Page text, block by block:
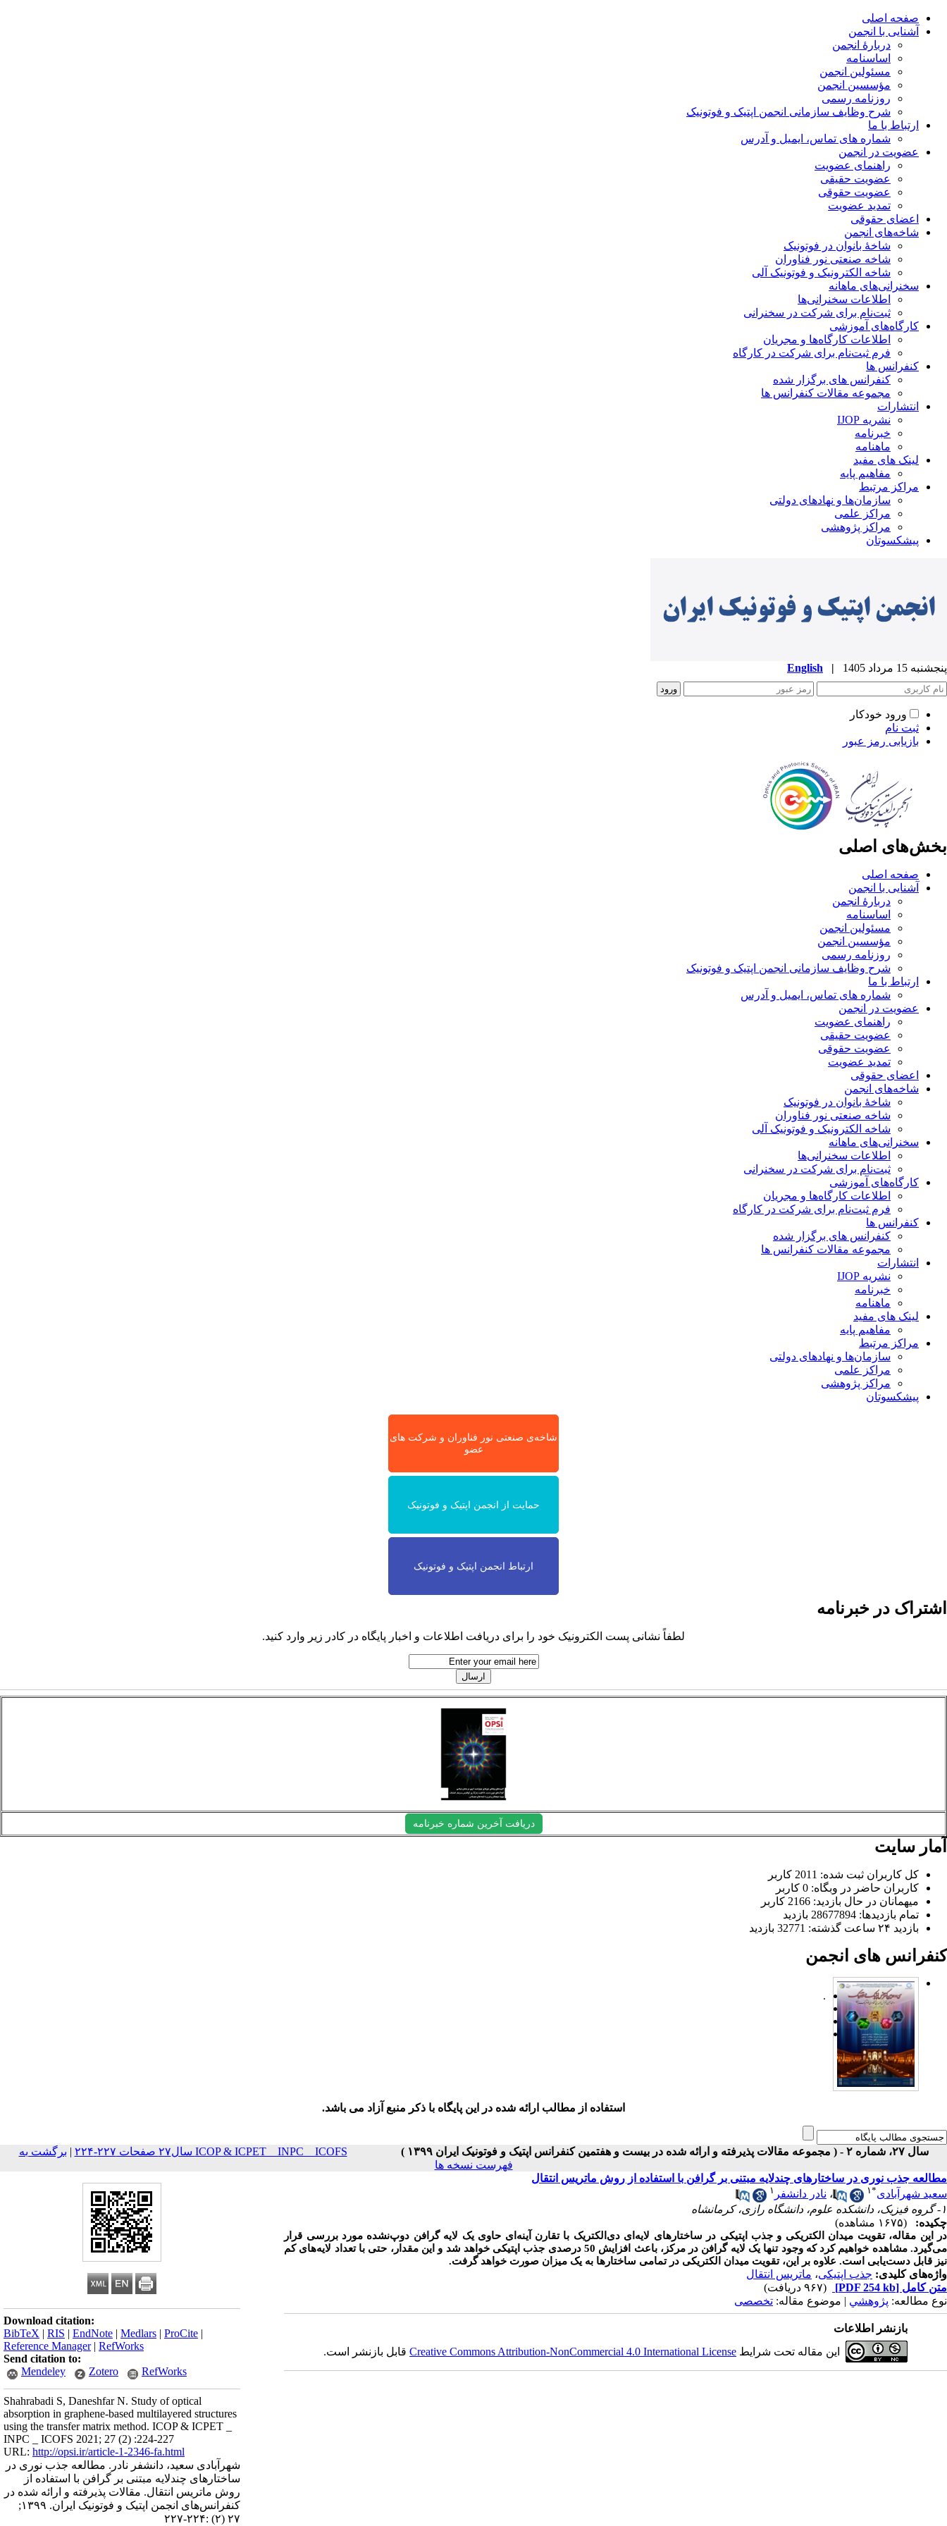
صفحه اصلی
آشنایی با انجمن
دربارۀ انجمن
اساسنامه
مسئولین انجمن
مؤسسین انجمن
روزنامه رسمی
شرح وظایف سازمانی انجمن اپتیک و فوتونیک
ارتباط با ما
شماره های تماس، ایمیل و آدرس
عضویت در انجمن
راهنمای عضویت
عضویت حقیقی
عضویت حقوقی
تمدید عضویت
اعضای حقوقی
شاخه‌های انجمن
شاخۀ بانوان در فوتونیک
شاخه صنعتی نور فناوران
شاخه‌ الکترونیک و فوتونیک آلی
سخنرانی‌های ماهانه
اطلاعات سخنرانی‌‌ها
ثبت‌نام برای شرکت در سخنرانی
کارگاه‌های آموزشی
اطلاعات کارگاه‌ها و مجریان
فرم ثبت‌نام برای شرکت در کارگاه
کنفرانس ها
کنفرانس های برگزار شده
مجموعه مقالات کنفرانس ها
انتشارات
نشریه IJOP
خبرنامه
ماهنامه
لینک های مفید
مفاهیم پایه
مراکز مرتبط
سازمان‌ها و نهادهای دولتی
مراکز علمی
مراکز پژوهشی
پیشکسوتان
پنجشنبه 15 مرداد 1405 |
English
ورود خودکار
ثبت نام
بازیابی رمز عبور
بخش‌های اصلی
صفحه اصلی
آشنایی با انجمن
دربارۀ انجمن
اساسنامه
مسئولین انجمن
مؤسسین انجمن
روزنامه رسمی
شرح وظایف سازمانی انجمن اپتیک و فوتونیک
ارتباط با ما
شماره های تماس، ایمیل و آدرس
عضویت در انجمن
راهنمای عضویت
عضویت حقیقی
عضویت حقوقی
تمدید عضویت
اعضای حقوقی
شاخه‌های انجمن
شاخۀ بانوان در فوتونیک
شاخه صنعتی نور فناوران
شاخه‌ الکترونیک و فوتونیک آلی
سخنرانی‌های ماهانه
اطلاعات سخنرانی‌‌ها
ثبت‌نام برای شرکت در سخنرانی
کارگاه‌های آموزشی
اطلاعات کارگاه‌ها و مجریان
فرم ثبت‌نام برای شرکت در کارگاه
کنفرانس ها
کنفرانس های برگزار شده
مجموعه مقالات کنفرانس ها
انتشارات
نشریه IJOP
خبرنامه
ماهنامه
لینک های مفید
مفاهیم پایه
مراکز مرتبط
سازمان‌ها و نهادهای دولتی
مراکز علمی
مراکز پژوهشی
پیشکسوتان
شاخه‌ی صنعتی نور فناوران و شرکت های
عضو
حمایت از انجمن اپتیک و فوتونیک
ارتباط انجمن اپتیک و فوتونیک
اشتراک در خبرنامه
لطفاً نشانی پست الکترونیک خود را برای دریافت اطلاعات و اخبار پایگاه در کادر زیر وارد کنید.
دریافت آخرین شماره خبرنامه
آمار سایت
کل کاربران ثبت شده: 2011 کاربر
کاربران حاضر در وبگاه: 0 کاربر
میهمانان در حال بازدید: 2166 کاربر
تمام بازدید‌ها: 28677894 بازدید
بازدید ۲۴ ساعت گذشته: 32771 بازدید
کنفرانس های انجمن
.
استفاده از مطالب ارائه شده در این پایگاه با ذکر منبع آزاد می باشد.
سال ۲۷، شماره ۲ - ( مجموعه مقالات پذیرفته و ارائه شده در بیست و هفتمین کنفرانس اپتیک و فوتونیک ایران ۱۳۹۹ ) ICOP & ICPET _ INPC _ ICOFS سال۲۷ صفحات ۲۲۷-۲۲۴ | برگشت به
فهرست نسخه ها
Download citation:
BibTeX | RIS | EndNote | Medlars | ProCite |
Reference Manager| RefWorks
Send citation to:
Mendeley
Zotero RefWorks
Shahrabadi S, Daneshfar N. Study of optical
absorption in graphene-based multilayered structures
using the transfer matrix method. ICOP & ICPET _
INPC _ ICOFS 2021; 27 (2) :224-227
URL: http://opsi.ir/article-1-2346-fa.html
شهرآبادی سعید، دانشفر نادر. مطالعه جذب نوری در
ساختارهای چند‌لایه مبتنی بر گرافن با استفاده از
روش ماتریس انتقال. مقالات پذیرفته و ارائه شده در
کنفرانس‌های انجمن اپتیک و فوتونیک ایران. ۱۳۹۹;
۲۷ (۲) :۲۲۴-۲۲۷
مطالعه جذب نوری در ساختارهای چند‌لایه مبتنی بر گرافن با استفاده از روش ماتریس انتقال
سعید شهرآبادی*۱ ، نادر دانشفر ۱
۱- گروه فیزیک، دانشکده علوم، دانشگاه رازی، کرمانشاه
چکیده:
(۱۶۷۵ مشاهده)
در این مقاله، تقویت میدان الکتریکی و جذب اپتیکی در ساختارهای لایه‌ای دی‌الکتریک با تقارن آینه‌ای حاوی یک لایه گرافن دوپ‌نشده مورد بررسی قرار
می‌‌گیرد. مشاهده خواهیم کرد که وجود تنها یک لایه گرافن در مرکز، باعث افزایش 50 درصدی جذب اپتیکی خواهد شد و این مقدار، حتی با تعداد لایه‌های کم
نیز قابل دست‌یابی است. علاوه بر این، تقویت میدان الکتریکی در تمامی ساختارها به یک میزان صورت خواهد گرفت.
واژه‌های کلیدی: جذب اپتیکی، ماتریس انتقال
متن کامل [PDF 254 kb]
(۹۶۷ دریافت)
نوع مطالعه: پژوهشي | موضوع مقاله: تخصصی
بازنشر اطلاعات
این مقاله تحت شرایط Creative Commons Attribution-NonCommercial 4.0 International Licenseقابل بازنشر است.